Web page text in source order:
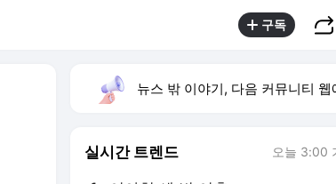
구독
뉴스 밖 이야기, 다음 커뮤니티 웹에서 보
실시간 트렌드 오늘 3:00